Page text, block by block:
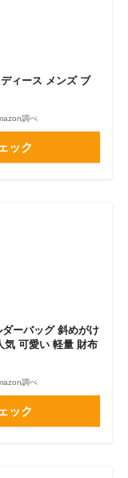
ィース メンズ ブ
調べ
ック
ーバッグ 斜めがけ
気 可愛い 軽量 財布
調べ
ック